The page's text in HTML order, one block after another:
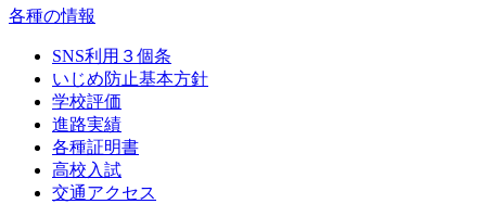
各種の情報
SNS利用３個条
いじめ防止基本方針
学校評価
進路実績
各種証明書
高校入試
交通アクセス